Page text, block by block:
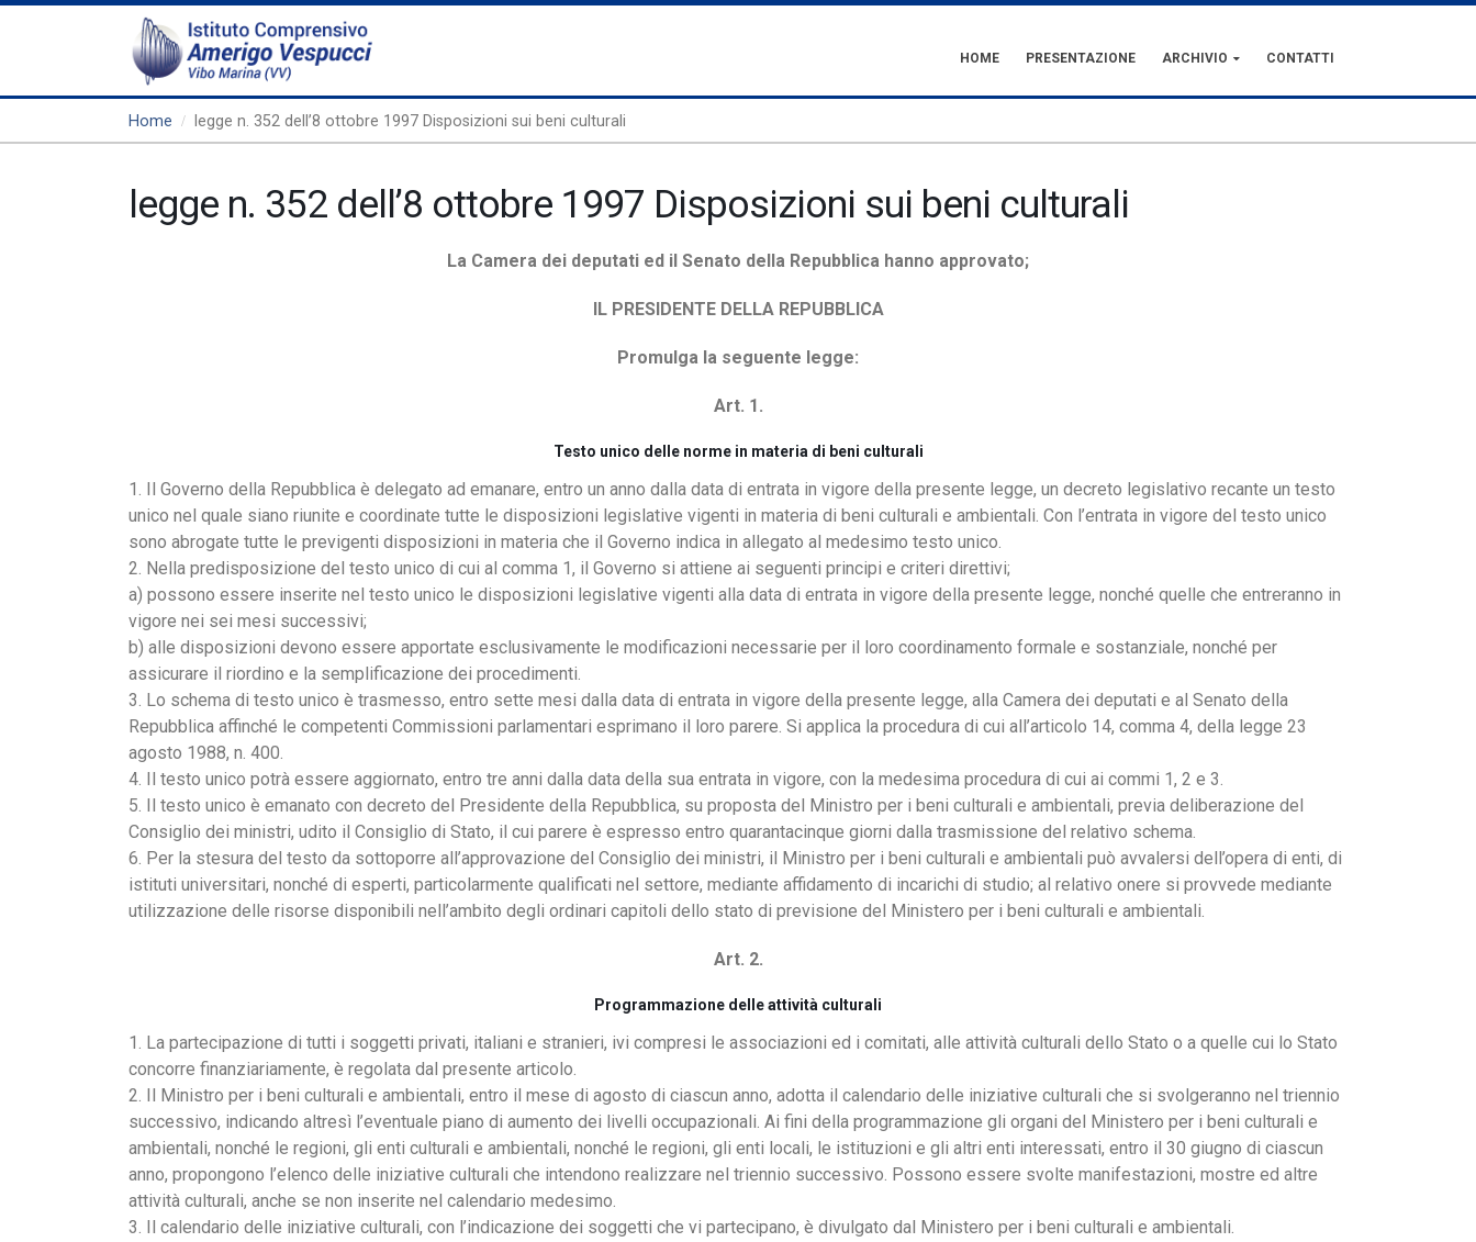
HOME PRESENTAZIONE ARCHIVIO CONTATTI
Home legge n. 352 dell’8 ottobre 1997 Disposizioni sui beni culturali
legge n. 352 dell’8 ottobre 1997 Disposizioni sui beni culturali
La Camera dei deputati ed il Senato della Repubblica hanno approvato;
IL PRESIDENTE DELLA REPUBBLICA
Promulga la seguente legge:
Art. 1.
Testo unico delle norme in materia di beni culturali
1. Il Governo della Repubblica è delegato ad emanare, entro un anno dalla data di entrata in vigore della presente legge, un decreto legislativo recante un testo
unico nel quale siano riunite e coordinate tutte le disposizioni legislative vigenti in materia di beni culturali e ambientali. Con l’entrata in vigore del testo unico
sono abrogate tutte le previgenti disposizioni in materia che il Governo indica in allegato al medesimo testo unico.
2. Nella predisposizione del testo unico di cui al comma 1, il Governo si attiene ai seguenti principi e criteri direttivi;
a) possono essere inserite nel testo unico le disposizioni legislative vigenti alla data di entrata in vigore della presente legge, nonché quelle che entreranno in
vigore nei sei mesi successivi;
b) alle disposizioni devono essere apportate esclusivamente le modificazioni necessarie per il loro coordinamento formale e sostanziale, nonché per
assicurare il riordino e la semplificazione dei procedimenti.
3. Lo schema di testo unico è trasmesso, entro sette mesi dalla data di entrata in vigore della presente legge, alla Camera dei deputati e al Senato della
Repubblica affinché le competenti Commissioni parlamentari esprimano il loro parere. Si applica la procedura di cui all’articolo 14, comma 4, della legge 23
agosto 1988, n. 400.
4. Il testo unico potrà essere aggiornato, entro tre anni dalla data della sua entrata in vigore, con la medesima procedura di cui ai commi 1, 2 e 3.
5. Il testo unico è emanato con decreto del Presidente della Repubblica, su proposta del Ministro per i beni culturali e ambientali, previa deliberazione del
Consiglio dei ministri, udito il Consiglio di Stato, il cui parere è espresso entro quarantacinque giorni dalla trasmissione del relativo schema.
6. Per la stesura del testo da sottoporre all’approvazione del Consiglio dei ministri, il Ministro per i beni culturali e ambientali può avvalersi dell’opera di enti, di
istituti universitari, nonché di esperti, particolarmente qualificati nel settore, mediante affidamento di incarichi di studio; al relativo onere si provvede mediante
utilizzazione delle risorse disponibili nell’ambito degli ordinari capitoli dello stato di previsione del Ministero per i beni culturali e ambientali.
Art. 2.
Programmazione delle attività culturali
1. La partecipazione di tutti i soggetti privati, italiani e stranieri, ivi compresi le associazioni ed i comitati, alle attività culturali dello Stato o a quelle cui lo Stato
concorre finanziariamente, è regolata dal presente articolo.
2. Il Ministro per i beni culturali e ambientali, entro il mese di agosto di ciascun anno, adotta il calendario delle iniziative culturali che si svolgeranno nel triennio
successivo, indicando altresì l’eventuale piano di aumento dei livelli occupazionali. Ai fini della programmazione gli organi del Ministero per i beni culturali e
ambientali, nonché le regioni, gli enti culturali e ambientali, nonché le regioni, gli enti locali, le istituzioni e gli altri enti interessati, entro il 30 giugno di ciascun
anno, propongono l’elenco delle iniziative culturali che intendono realizzare nel triennio successivo. Possono essere svolte manifestazioni, mostre ed altre
attività culturali, anche se non inserite nel calendario medesimo.
3. Il calendario delle iniziative culturali, con l’indicazione dei soggetti che vi partecipano, è divulgato dal Ministero per i beni culturali e ambientali.